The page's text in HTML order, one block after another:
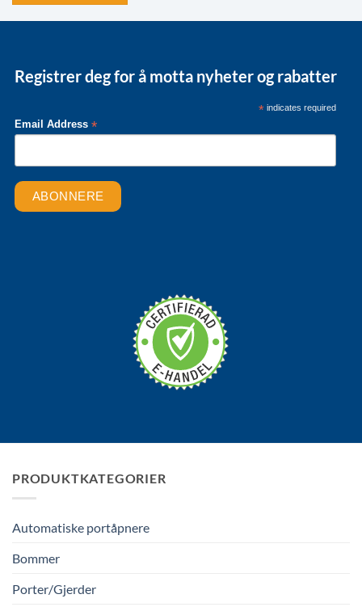
Registrer deg for å motta nyheter og rabatter
* indicates required
Email Address *
PRODUKTKATEGORIER
Automatiske portåpnere
Bommer
Porter/Gjerder